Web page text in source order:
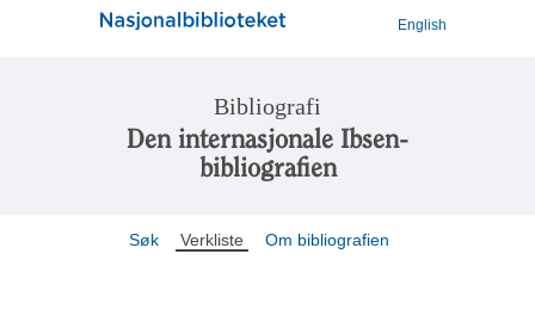
English
Bibliografi
Den internasjonale Ibsen-
bibliografien
Søk Verkliste Om bibliografien